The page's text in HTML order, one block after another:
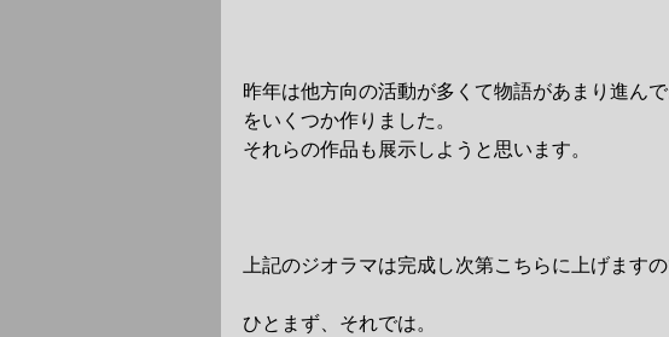
昨年は他方向の活動が多くて物語があまり進ん
をいくつか作りました。
それらの作品も展示しようと思います。
上記のジオラマは完成し次第こちらに上げます
ひとまず、それでは。